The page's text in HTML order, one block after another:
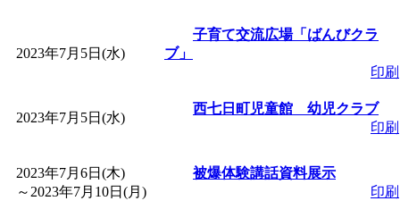
間：2026/07/13～
子育て交流広場「
間：2026/08/10～2026/
「赤ちゃん子育て講
2023年7月5日(水)
子育て交流広場「ばんびクラ
ブ」
印刷
2023年7月5日(水)
西七日町児童館 幼児クラブ
印刷
2023年7月6日(木)
～ 2023年7月10日(月)
被爆体験講話資料展示
印刷